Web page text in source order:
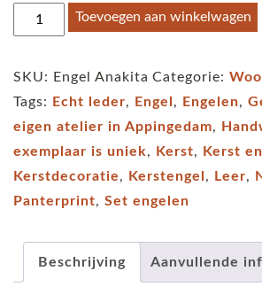
Kerst
engel
Anakita
een
kunstwerkje
voor
Toevoegen aan winkelwagen
SKU: Engel Anakita Categorie:
Tags:
Echt leder, Engel , Engelen,
eigen atelier in Appingedam,
exemplaar is uniek, Kerst, Kerst
Kerstdecoratie, Kerstengel , Leer,
Panterprint, Set engelen
Beschrijving Aanvullende